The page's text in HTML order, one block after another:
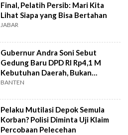
Final, Pelatih Persib: Mari Kita
Lihat Siapa yang Bisa Bertahan
JABAR
Gubernur Andra Soni Sebut
Gedung Baru DPD RI Rp4,1 M
Kebutuhan Daerah, Bukan
Senator
BANTEN
Pelaku Mutilasi Depok Semula
Korban? Polisi Diminta Uji Klaim
Percobaan Pelecehan